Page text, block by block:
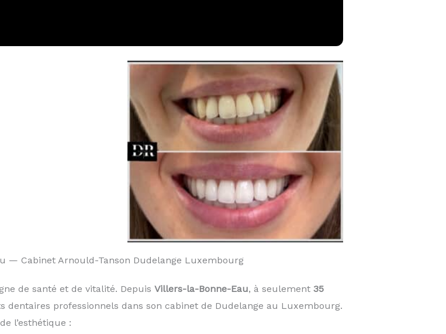
— Cabinet Arnould-Tanson Dudelange Luxembourg
de santé et de vitalité. Depuis Villers-la-Bonne-Eau, à seulement 35
professionnels dans son cabinet de Dudelange au Luxembourg.
l’esthétique :